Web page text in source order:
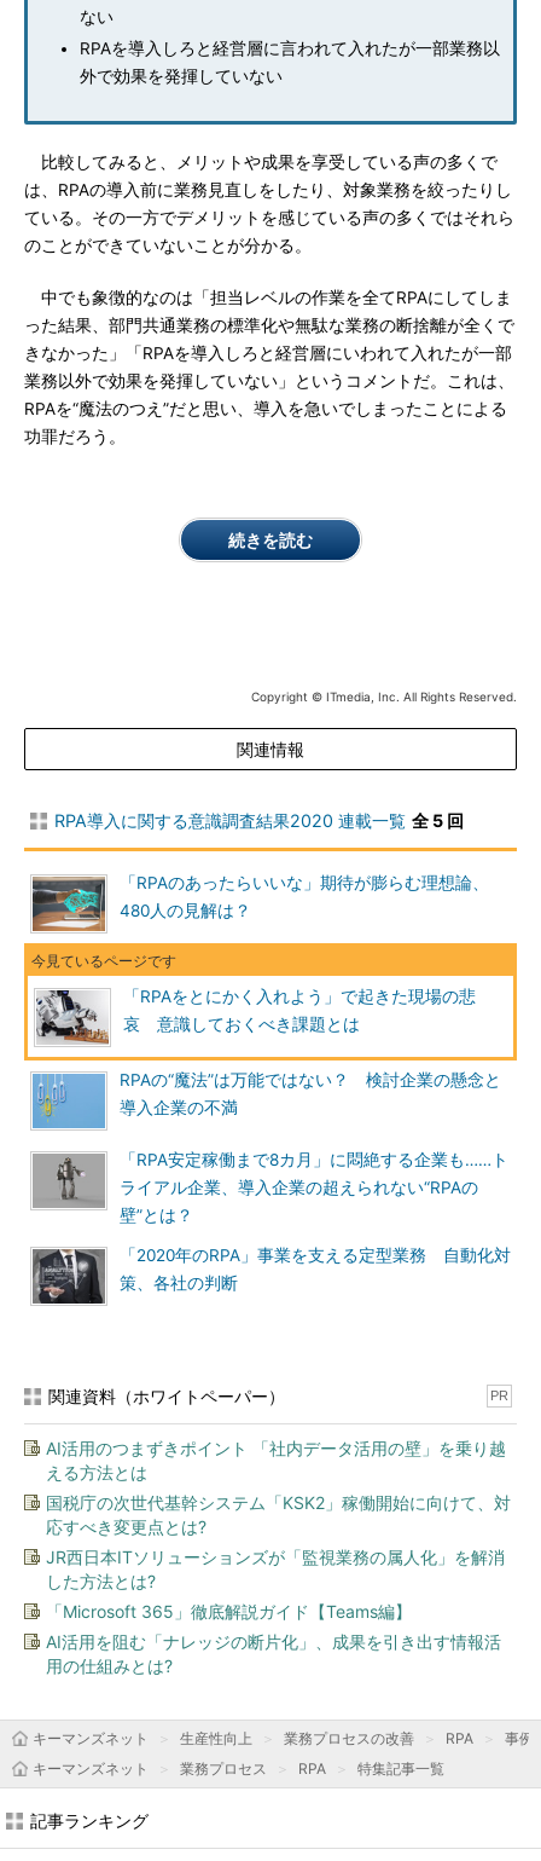
ない
RPAを導入しろと経営層に言われて入れたが一部業務以
外で効果を発揮していない
比較してみると、メリットや成果を享受している声の多くで
は、RPAの導入前に業務見直しをしたり、対象業務を絞ったりし
ている。その一方でデメリットを感じている声の多くではそれら
のことができていないことが分かる。
中でも象徴的なのは「担当レベルの作業を全てRPAにしてしま
った結果、部門共通業務の標準化や無駄な業務の断捨離が全くで
きなかった」「RPAを導入しろと経営層にいわれて入れたが一部
業務以外で効果を発揮していない」というコメントだ。これは、
RPAを“魔法のつえ”だと思い、導入を急いでしまったことによる
功罪だろう。
続きを読む
Copyright © ITmedia, Inc. All Rights Reserved.
関連情報
RPA導入に関する意識調査結果2020 連載一覧 全 5 回
「RPAのあったらいいな」期待が膨らむ理想論、
480人の見解は？
「RPAをとにかく入れよう」で起きた現場の悲
哀 意識しておくべき課題とは
RPAの“魔法”は万能ではない？ 検討企業の懸念と
導入企業の不満
「RPA安定稼働まで8カ月」に悶絶する企業も……ト
ライアル企業、導入企業の超えられない“RPAの
壁”とは？
「2020年のRPA」事業を支える定型業務 自動化対
策、各社の判断
関連資料（ホワイトペーパー） PR
AI活用のつまずきポイント 「社内データ活用の壁」を乗り越
える方法とは
国税庁の次世代基幹システム「KSK2」稼働開始に向けて、対
応すべき変更点とは?
JR西日本ITソリューションズが「監視業務の属人化」を解消
した方法とは?
「Microsoft 365」徹底解説ガイド【Teams編】
AI活用を阻む「ナレッジの断片化」、成果を引き出す情報活
用の仕組みとは?
キーマンズネット 生産性向上 業務プロセスの改善 RPA
事例
キーマンズネット
業務プロセス RPA 特集記事一覧
記事ランキング